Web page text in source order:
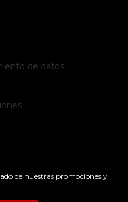
de datos
de nuestras promociones y